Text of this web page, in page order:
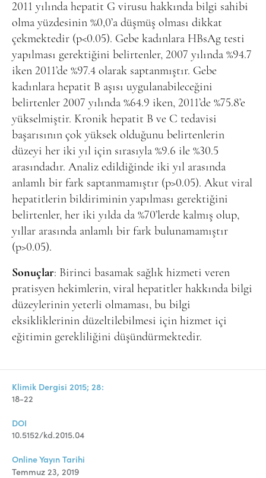
2011 yılında hepatit G virusu hakkında bilgi sahibi
olma yüzdesinin %0,0’a düşmüş olması dikkat
çekmektedir (p<0.05). Gebe kadınlara HBsAg testi
yapılması gerektiğini belirtenler, 2007 yılında %94.7
iken 2011’de %97.4 olarak saptanmıştır. Gebe
kadınlara hepatit B aşısı uygulanabileceğini
belirtenler 2007 yılında %64.9 iken, 2011’de %75.8’e
yükselmiştir. Kronik hepatit B ve C tedavisi
başarısının çok yüksek olduğunu belirtenlerin
düzeyi her iki yıl için sırasıyla %9.6 ile %30.5
arasındadır. Analiz edildiğinde iki yıl arasında
anlamlı bir fark saptanmamıştır (p>0.05). Akut viral
hepatitlerin bildiriminin yapılması gerektiğini
belirtenler, her iki yılda da %70’lerde kalmış olup,
yıllar arasında anlamlı bir fark bulunamamıştır
(p>0.05).
Sonuçlar: Birinci basamak sağlık hizmeti veren
pratisyen hekimlerin, viral hepatitler hakkında bilgi
düzeylerinin yeterli olmaması, bu bilgi
eksikliklerinin düzeltilebilmesi için hizmet içi
eğitimin gerekliliğini düşündürmektedir.
Klimik Dergisi 2015; 28:
18-22
DOI
10.5152/kd.2015.04
Online Yayın Tarihi
Temmuz 23, 2019